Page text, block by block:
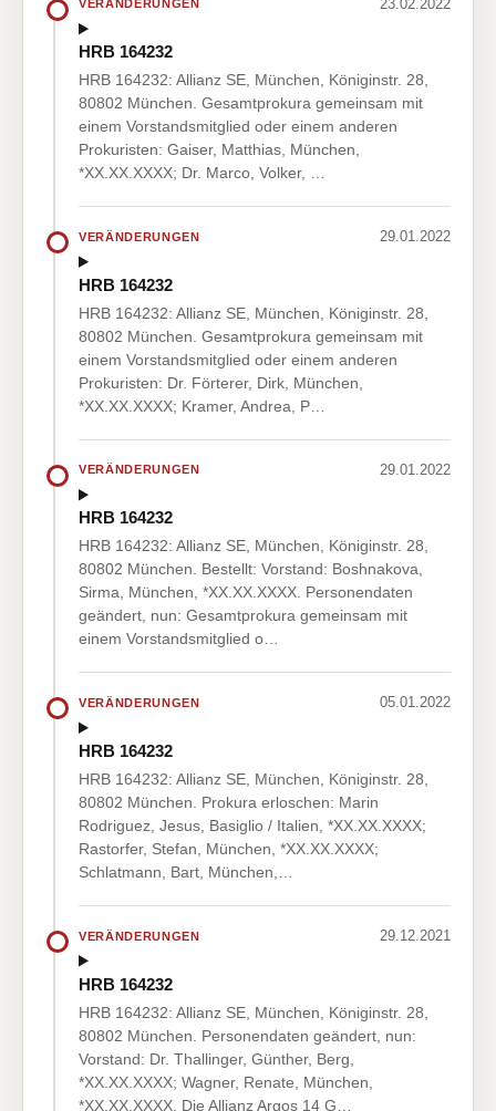
VERÄNDERUNGEN 23.02.2022
HRB 164232
HRB 164232: Allianz SE, München, Königinstr. 28,
80802 München. Gesamtprokura gemeinsam mit
einem Vorstandsmitglied oder einem anderen
Prokuristen: Gaiser, Matthias, München,
*XX.XX.XXXX; Dr. Marco, Volker, …
VERÄNDERUNGEN 29.01.2022
HRB 164232
HRB 164232: Allianz SE, München, Königinstr. 28,
80802 München. Gesamtprokura gemeinsam mit
einem Vorstandsmitglied oder einem anderen
Prokuristen: Dr. Förterer, Dirk, München,
*XX.XX.XXXX; Kramer, Andrea, P…
VERÄNDERUNGEN 29.01.2022
HRB 164232
HRB 164232: Allianz SE, München, Königinstr. 28,
80802 München. Bestellt: Vorstand: Boshnakova,
Sirma, München, *XX.XX.XXXX. Personendaten
geändert, nun: Gesamtprokura gemeinsam mit
einem Vorstandsmitglied o…
VERÄNDERUNGEN 05.01.2022
HRB 164232
HRB 164232: Allianz SE, München, Königinstr. 28,
80802 München. Prokura erloschen: Marin
Rodriguez, Jesus, Basiglio / Italien, *XX.XX.XXXX;
Rastorfer, Stefan, München, *XX.XX.XXXX;
Schlatmann, Bart, München,…
VERÄNDERUNGEN 29.12.2021
HRB 164232
HRB 164232: Allianz SE, München, Königinstr. 28,
80802 München. Personendaten geändert, nun:
Vorstand: Dr. Thallinger, Günther, Berg,
*XX.XX.XXXX; Wagner, Renate, München,
*XX.XX.XXXX. Die Allianz Argos 14 G…